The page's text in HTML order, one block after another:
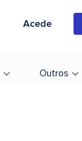
Acede
Outros